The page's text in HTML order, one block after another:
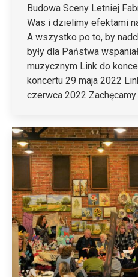
Budowa Sceny Letniej
Was i dzielimy efektami
A wszystko po to, by
były dla Państwa
muzycznym Link do
koncertu 29 maja 2022
czerwca 2022